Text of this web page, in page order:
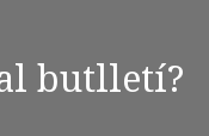
butlletí?